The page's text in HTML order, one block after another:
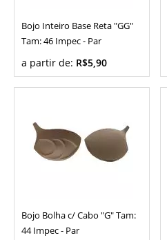
Bojo Inteiro Base Reta "GG"
Tam: 46 Impec - Par
a partir de: R$5,90
Bojo Bolha c/ Cabo "G" Tam:
44 Impec - Par